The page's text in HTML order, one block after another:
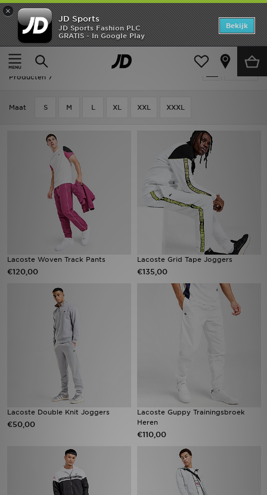
×
JD Sports
JD Sports Fashion PLC
GRATIS - In Google Play
Bekijk
Thuis
Heren Herenkleding Joggingbroeken
Heren - Lacoste Joggingbroeken
Producten 7
Maat S M L XL XXL XXXL
Lacoste Woven Track Pants
€120,00
Lacoste Grid Tape Joggers
€135,00
Lacoste Double Knit Joggers
€50,00
Lacoste Guppy Trainingsbroek
Heren
€110,00
Home
Offers
New In
Collecties
Vind een winkel
Bestelling traceren
Klantenservice
Download de app
Wie wij zijn